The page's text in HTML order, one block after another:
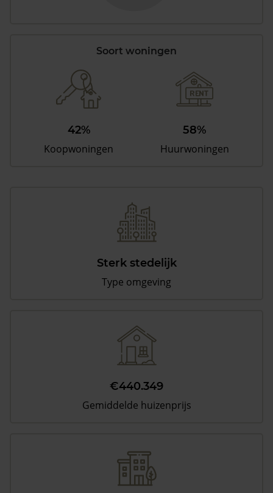
Soort woningen
42%
Koopwoningen
58%
Huurwoningen
Sterk stedelijk
Type omgeving
€440.349
Gemiddelde huizenprijs